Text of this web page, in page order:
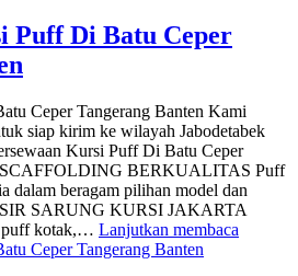
Puff Di Batu Ceper
Ceper Tangerang Banten Kami
siap kirim ke wilayah Jabodetabek
Kursi Puff Di Batu Ceper
SCAFFOLDING BERKUALITAS Puff
dalam beragam pilihan model dan
SARUNG KURSI JAKARTA
puff kotak,… Lanjutkan membaca
Ceper Tangerang Banten